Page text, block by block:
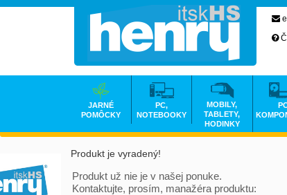
Produkt je vyradený!
Produkt už nie je v našej ponuke.
Kontaktujte, prosím, manažéra produktu:
JARNÉ
POMÔCKY
PC,
NOTEBOOKY
MOBILY,
TABLETY,
HODINKY